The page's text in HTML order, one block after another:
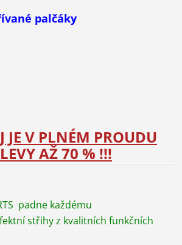
palčáky
JE V PLNÉM PROUDU
AŽ 70 % !!!
padne každému
střihy z kvalitních funkčních